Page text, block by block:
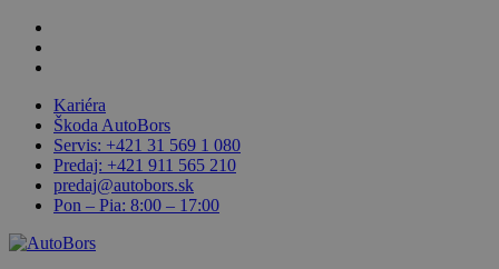
Skip
main
Kariéra
Škoda AutoBors
Servis: +421 31 569 1 080
Predaj: +421 911 565 210
predaj@autobors.sk
Pon – Pia: 8:00 – 17:00